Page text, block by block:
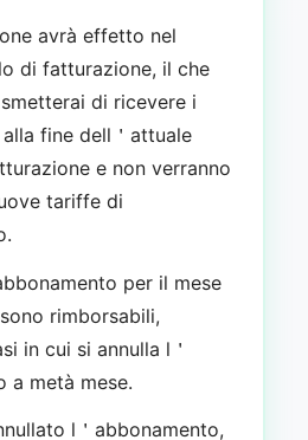
avrà effetto nel
di fatturazione, il che
di ricevere i
fine dell＇attuale
e non verranno
tariffe di
per il mese
rimborsabili,
in cui si annulla l＇
a metà mese.
l＇abbonamento,